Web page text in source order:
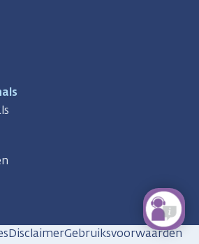
DisclaimerGebruiksvoorwaarden